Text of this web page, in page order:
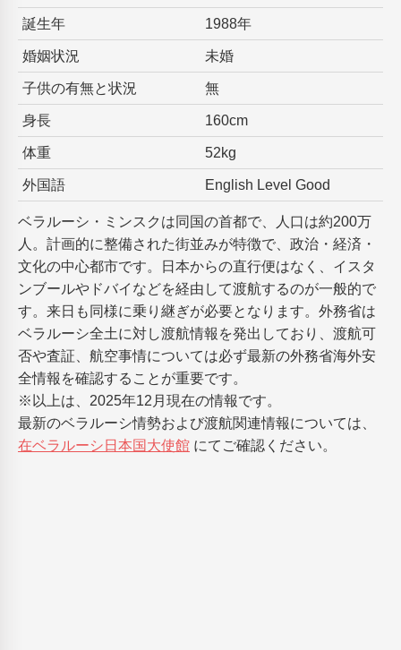
誕生年 1988年
婚姻状況 未婚
子供の有無と状況 無
身長 160cm
体重 52kg
外国語 English Level Good
ベラルーシ・ミンスクは同国の首都で、人口は約200万
人。計画的に整備された街並みが特徴で、政治・経済・
文化の中心都市です。日本からの直行便はなく、イスタ
ンブールやドバイなどを経由して渡航するのが一般的で
す。来日も同様に乗り継ぎが必要となります。外務省は
ベラルーシ全土に対し渡航情報を発出しており、渡航可
否や査証、航空事情については必ず最新の外務省海外安
全情報を確認することが重要です。
※以上は、2025年12月現在の情報です。
最新のベラルーシ情勢および渡航関連情報については、
在ベラルーシ日本国大使館 にてご確認ください。